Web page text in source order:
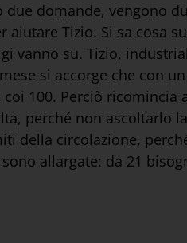
domande, vengono
Tizio. Si sa cosa
vanno su. Tizio,
si accorge che con
100. Perciò ricomincia
perché non ascoltarlo
della circolazione,
allargate: da 21